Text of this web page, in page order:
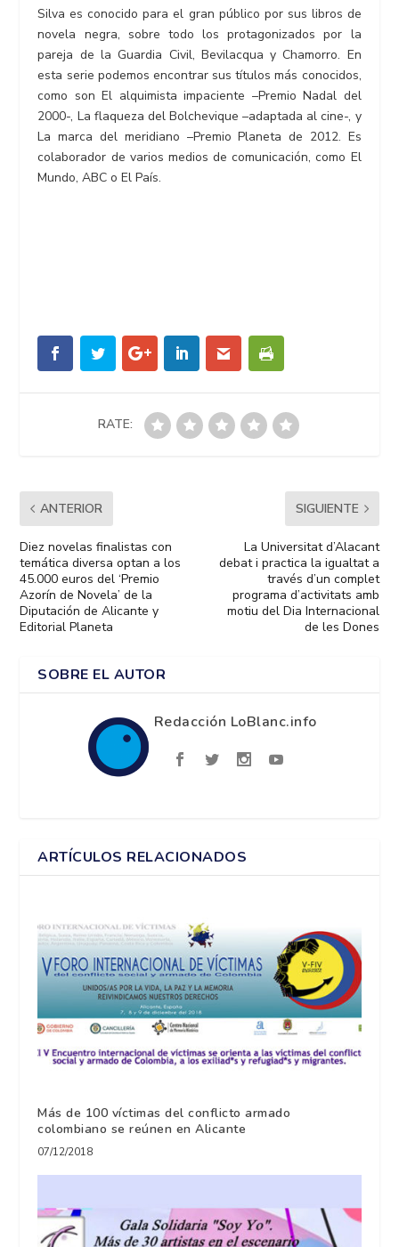
Silva es conocido para el gran público por sus libros de
novela negra, sobre todo los protagonizados por la
pareja de la Guardia Civil, Bevilacqua y Chamorro. En
esta serie podemos encontrar sus títulos más conocidos,
como son El alquimista impaciente –Premio Nadal del
2000-, La flaqueza del Bolchevique –adaptada al cine-, y
La marca del meridiano –Premio Planeta de 2012. Es
colaborador de varios medios de comunicación, como El
Mundo, ABC o El País.
RATE:
ANTERIOR
Diez novelas finalistas con
temática diversa optan a los
45.000 euros del ‘Premio
Azorín de Novela’ de la
Diputación de Alicante y
Editorial Planeta
SIGUIENTE
La Universitat d’Alacant
debat i practica la igualtat a
través d’un complet
programa d’activitats amb
motiu del Dia Internacional
de les Dones
SOBRE EL AUTOR
Redacción LoBlanc.info
ARTÍCULOS RELACIONADOS
Más de 100 víctimas del conflicto armado
colombiano se reúnen en Alicante
07/12/2018